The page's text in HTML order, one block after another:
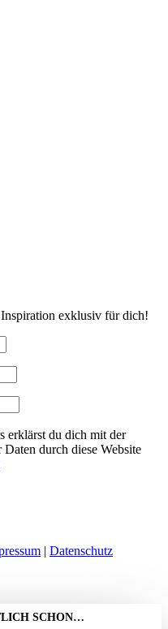
Inspiration exklusiv für dich!
erklärst du dich mit der
durch diese Website
| Datenschutz
SCHON…